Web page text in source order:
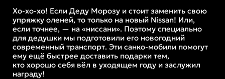
Хо-хо-хо! Если Деду Морозу и стоит заменить свою
упряжку оленей, то только на новый Nissan! Или,
если точнее, — на «ниссани». Поэтому специально
для дедушки мы подготовили его новогодний
современный транспорт. Эти санко-мобили помогут
ему ещё быстрее доставить подарки тем,
кто хорошо себя вёл в уходящем году и заслужил
награду!